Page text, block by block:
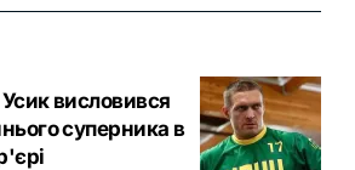
висловився
суперника в